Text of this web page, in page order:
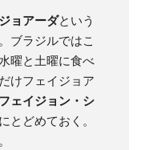
ョアーダという
ブラジルではこ
曜と土曜に食べ
けフェイジョア
フェイジョン・シ
とどめておく。